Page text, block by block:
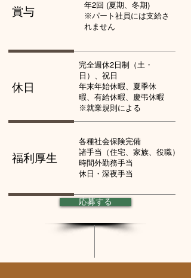
賞与
年2回 (夏期、冬期)
​※パート社員には支給さ
れません
休日
完全週休2日制（土・
日）、祝日
年末年始休暇、夏季休
暇、有給休暇、慶弔休暇
※就業規則による
福利厚生
各種社会保険完備
諸手当（住宅、家族、役職）
時間外勤務手当
​休日・深夜手当
応募する